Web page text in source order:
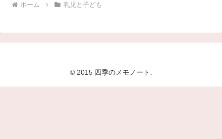
ホーム 乳児と子ども
© 2015 四季のメモノート.